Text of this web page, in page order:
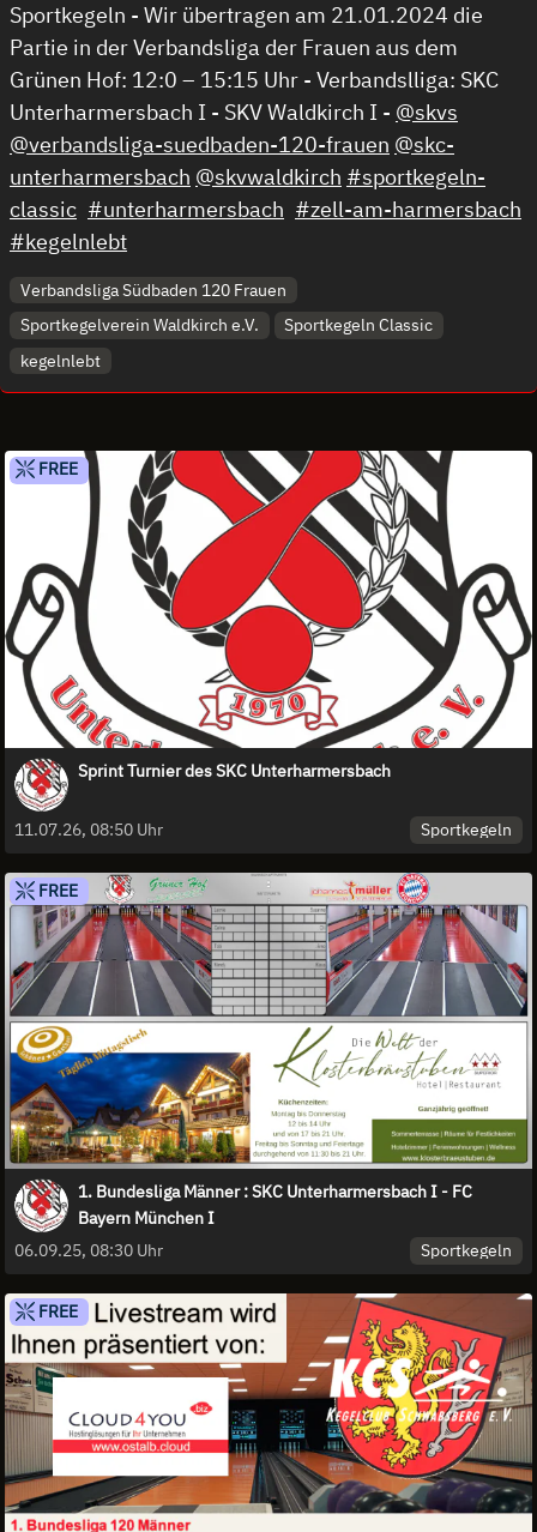
Sportkegeln - Wir übertragen am 21.01.2024 die
Partie in der Verbandsliga der Frauen aus dem
Grünen Hof: 12:0 – 15:15 Uhr - Verbandslliga: SKC
Unterharmersbach I - SKV Waldkirch I - @skvs
@verbandsliga-suedbaden-120-frauen @skc-
unterharmersbach @skvwaldkirch #sportkegeln-
classic #unterharmersbach #zell-am-harmersbach
#kegelnlebt
Verbandsliga Südbaden 120 Frauen
Sportkegelverein Waldkirch e.V.
Sportkegeln Classic
kegelnlebt
FREE
Sprint Turnier des SKC Unterharmersbach
11.07.26, 08:50 Uhr Sportkegeln
FREE
1. Bundesliga Männer : SKC Unterharmersbach I - FC
Bayern München I
06.09.25, 08:30 Uhr
Sportkegeln
FREE